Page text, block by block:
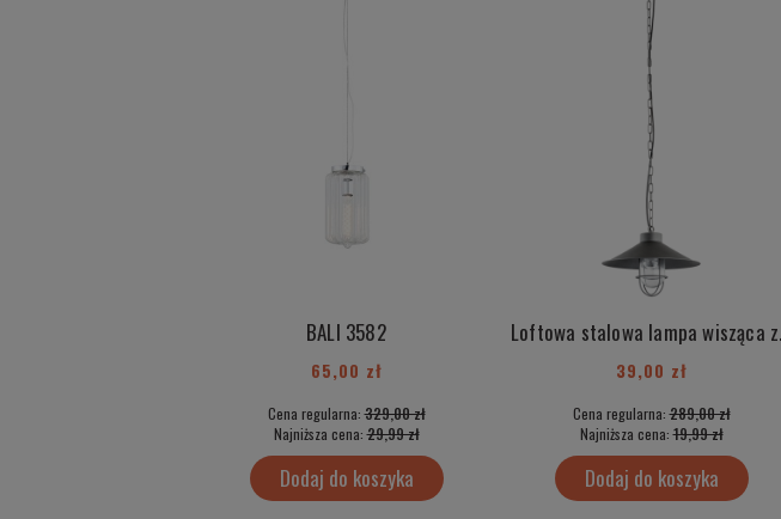
BALI 3582
65,00 zł
Cena regularna:329,00 zł
Najniższa cena:29,99 zł
Dodaj do koszyka
Loftowa
39,00 zł
Cena regularna:289,00 zł
Najniższa cena:19,99 zł
Dodaj do koszyka